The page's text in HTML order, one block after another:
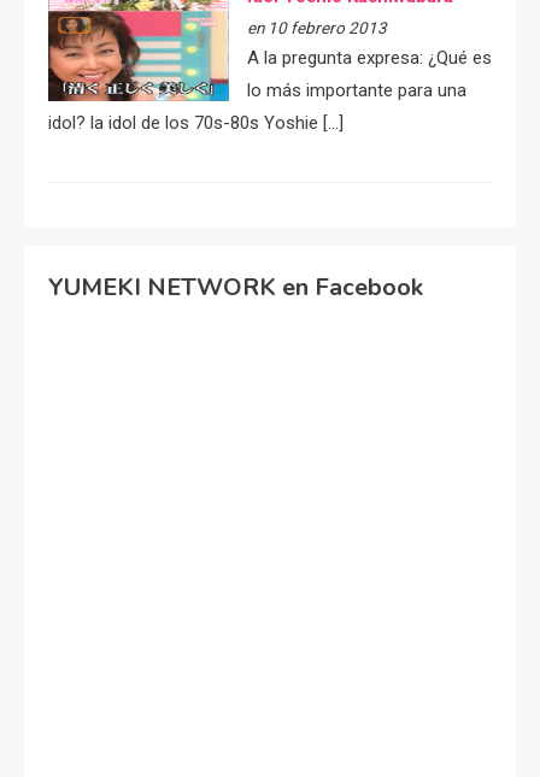
en 10 febrero 2013
A la pregunta expresa: ¿Qué es
lo más importante para una
idol? la idol de los 70s-80s Yoshie […]
YUMEKI NETWORK en Facebook